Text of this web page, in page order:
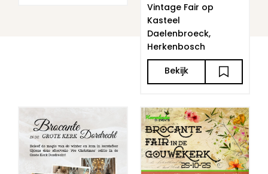
Vintage Fair op
Kasteel
Daelenbroeck,
Herkenbosch
Bekijk